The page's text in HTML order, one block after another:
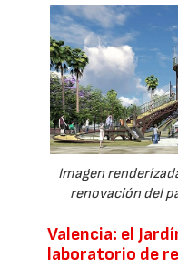
Imagen
renovación del
Valencia: el
laboratorio de